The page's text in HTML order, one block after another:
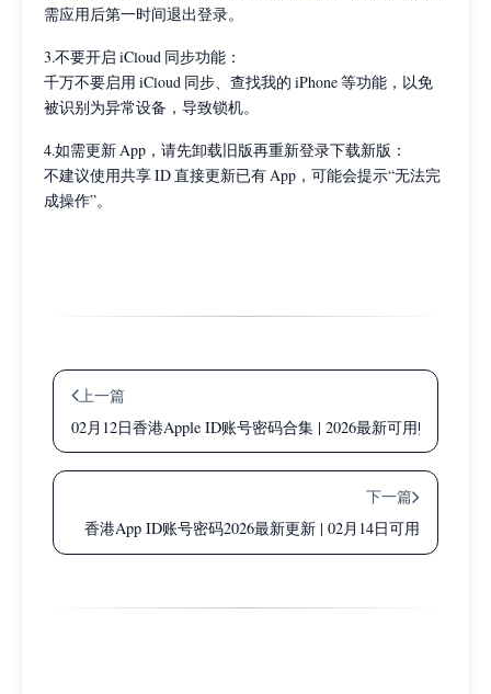
需应用后第一时间退出登录。
3.不要开启 iCloud 同步功能：
千万不要启用 iCloud 同步、查找我的 iPhone 等功能，以免
被识别为异常设备，导致锁机。
4.如需更新 App，请先卸载旧版再重新登录下载新版：
不建议使用共享 ID 直接更新已有 App，可能会提示“无法完
成操作”。
上一篇
02月12日香港Apple ID账号密码合集 | 2026最新可用账号
下一篇
香港App ID账号密码2026最新更新 | 02月14日可用